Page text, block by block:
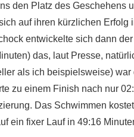
den Platz des Geschehens
auf ihren kürzlichen Erfolg
entwickelte sich dann
das, laut Presse,
als ich beispielsweise)
zu einem Finish nach nur
Das Schwimmen
fixer Lauf in 49:16